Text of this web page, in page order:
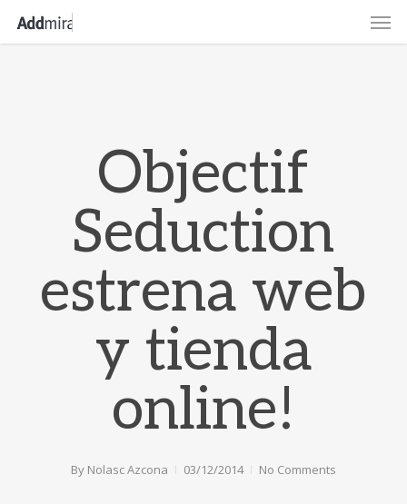
main
Objectif
Seduction
estrena web
y tienda
online!
By Nolasc Azcona 03/12/2014 No Comments